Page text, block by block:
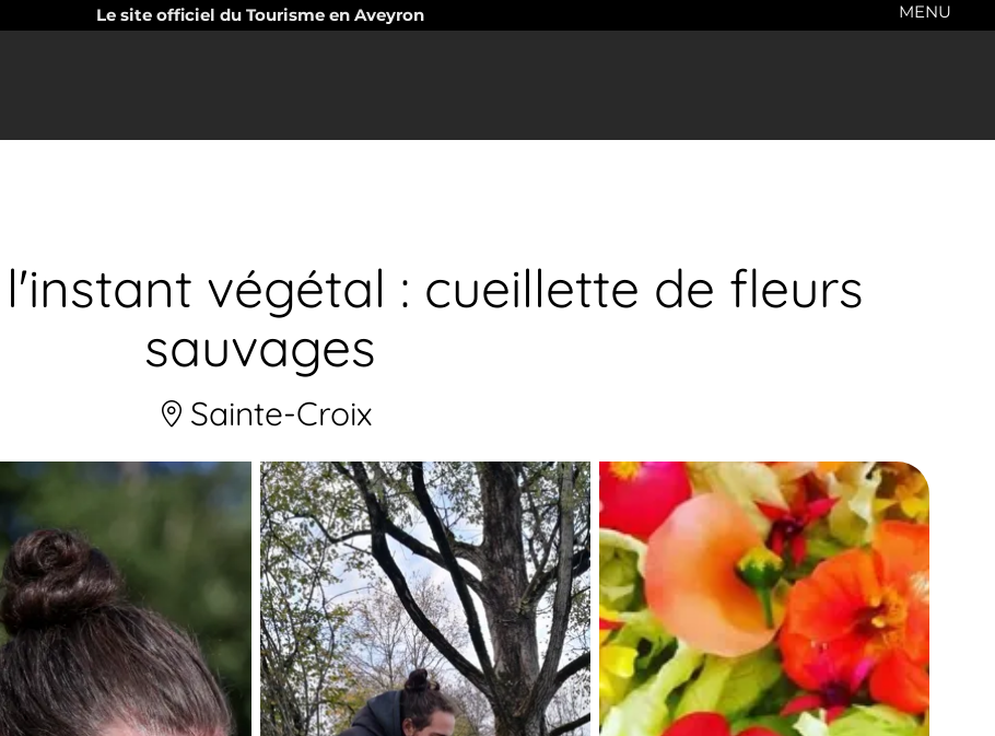
Le site officiel du Tourisme en Aveyron MENU
végétal : cueillette de fleurs
sauvages
Sainte-Croix